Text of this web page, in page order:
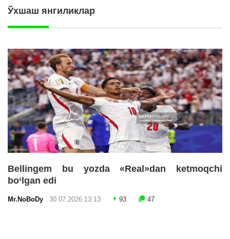
Ўхшаш янгиликлар
Bellingem bu yozda «Real»dan ketmoqchi
bo‘lgan edi
Mr.NoBoDy 30.07.2026 13:13 93 47